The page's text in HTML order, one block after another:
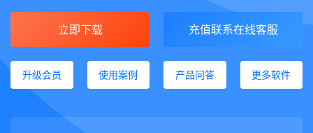
立即下载 充值联系在线客服
升级会员 使用案例 产品问答 更多软件